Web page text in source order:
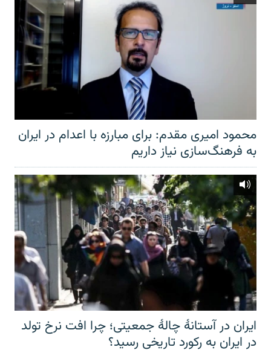
محمود امیری مقدم: برای مبارزه با اعدام در ایران
به فرهنگ‌سازی نیاز داریم
ایران در آستانهٔ چالهٔ جمعیتی؛ چرا افت نرخ تولد
در ایران به رکورد تاریخی رسید؟